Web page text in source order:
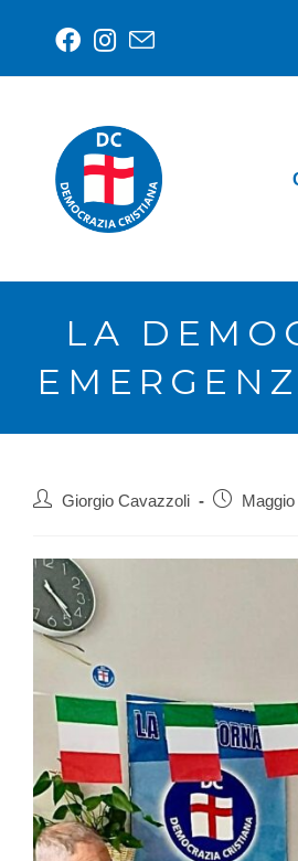
LA
Giorgio Cavazzoli